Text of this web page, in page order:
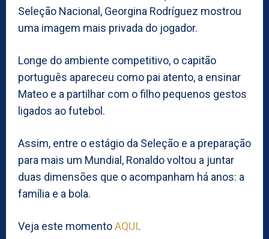
Seleção Nacional, Georgina Rodríguez mostrou
uma imagem mais privada do jogador.
Longe do ambiente competitivo, o capitão
português apareceu como pai atento, a ensinar
Mateo e a partilhar com o filho pequenos gestos
ligados ao futebol.
Assim, entre o estágio da Seleção e a preparação
para mais um Mundial, Ronaldo voltou a juntar
duas dimensões que o acompanham há anos: a
família e a bola.
Veja este momentoAQUI.